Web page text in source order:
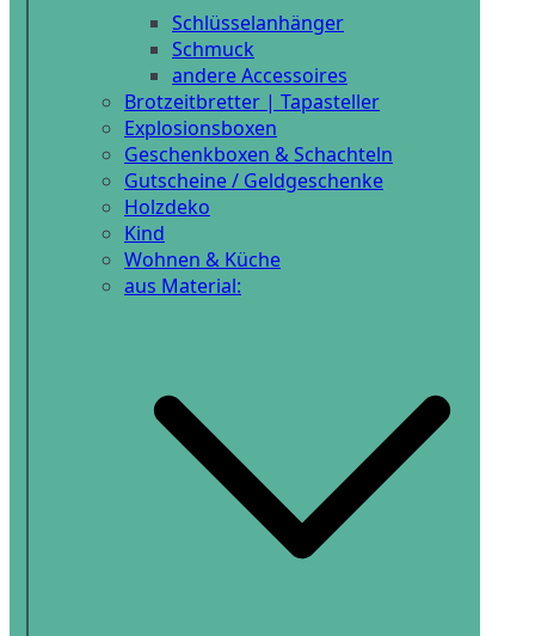
Schlüsselanhänger
Schmuck
andere Accessoires
Brotzeitbretter | Tapasteller
Explosionsboxen
Geschenkboxen & Schachteln
Gutscheine / Geldgeschenke
Holzdeko
Kind
Wohnen & Küche
aus Material: